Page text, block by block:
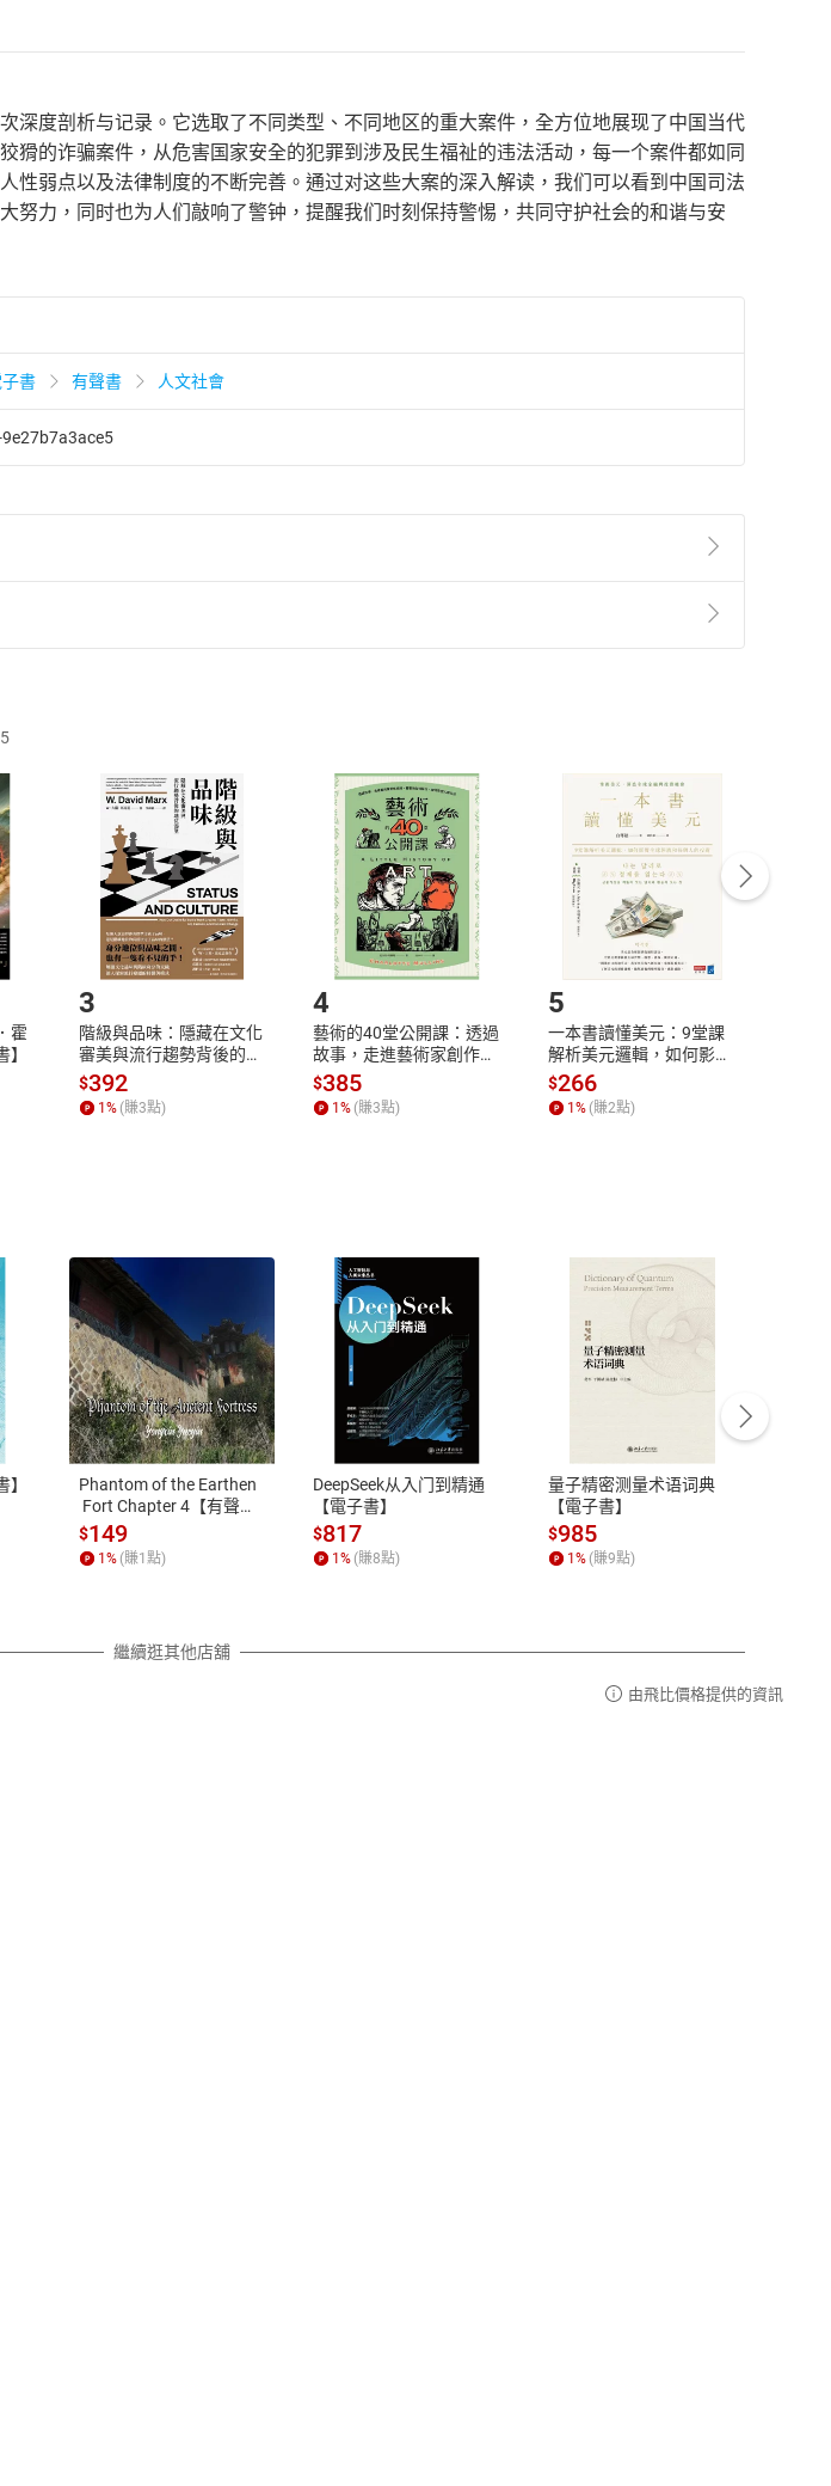
深度剖析与记录。它选取了不同类型、不同地区的重大案件，全方位地展现了中国当代
猾的诈骗案件，从危害国家安全的犯罪到涉及民生福祉的违法活动，每一个案件都如同
性弱点以及法律制度的不断完善。通过对这些大案的深入解读，我们可以看到中国司法
努力，同时也为人们敲响了警钟，提醒我们时刻保持警惕，共同守护社会的和谐与安
書 有聲書 人文社會
訊交易解除權合理例外情事適用準則第2條第5款之規定，「非以有形媒介提供之數位
店鋪所銷售之商品為電子書，屬非以有形媒介提供之數位內容，消費者同意若訂購後
入樂天市場，並於「我的訂單」中點選「瀏覽訂單明細」
「申請取消訂單/ 退
通過後將為您辦理退款事宜。
消/退貨，恕無法以單支商品取消/退貨。
登入帳號
Login
付款方式
Payment
完成訂單
Complete
Step2.登入帳號，下載書籍後看書
退換貨規範
本店是否提供消費者保護法七日猶豫期
之權利，遽消費者保護法及通訊交易解
除權合理例外情事適用準則，依商品性
質各有不同規定。詳細退換貨說明請參
照各商品說明。
客服資訊
服務時間：週一到週五 10:00-12:00、
13:00-17:00 (國定假日及例假日休息)
客服電話：0080-1857077
霍
3
階級與品味：隱藏在文化
審美與流行趨勢背後的地
位渴望【電子書】
$392
1% (賺3點)
4
藝術的40堂公開課：透過
故事，走進藝術家創作現
場，看藝術如何誕生、如
何形塑人類生活【電子
書】
$385
1% (賺3點)
5
一本書讀懂美元：9堂課
解析美元邏輯，如何影響
全球經濟和每個人的投資
【電子書】
$266
1% (賺2點)
Phantom of the Earthen
Fort Chapter 4【有聲
書】
$149
1 % (賺1 點)
DeepSeek从入门到精通
【電子書】
$817
1% (賺8點)
量子精密测量术语词典
【電子書】
$985
1% (賺9點)
繼續逛其他店舖
由飛比價格提供的資訊